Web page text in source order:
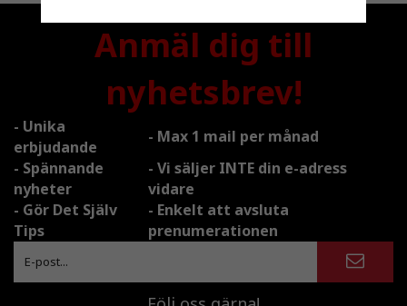
Anmäl dig till
nyhetsbrev!
- Unika
erbjudande
- Max 1 mail per månad
- Spännande
nyheter
- Vi säljer INTE din e-adress
vidare
- Gör Det Själv
Tips
- Enkelt att avsluta
prenumerationen